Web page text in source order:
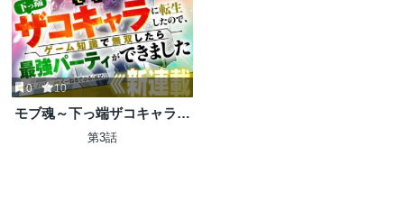
0 10
モブ魂～下っ端ザコキャラに
転生したので、ゲーム知識で
第3話